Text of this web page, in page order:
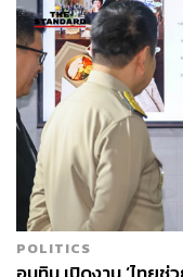
POLITICS